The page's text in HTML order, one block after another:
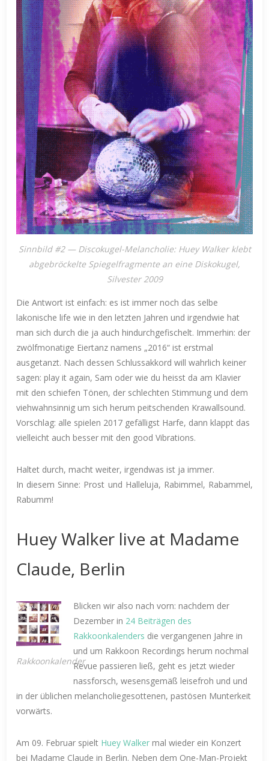
Sinnbild #2 — Discokugel-Melancholie: Huey Walker klebt
abgebröckelte Spiegelfragmente an eine Diskokugel,
Silvester 2009
Die Antwort ist einfach: es ist immer noch das selbe
lakonische life wie in den letzten Jahren und irgendwie hat
man sich durch die ja auch hindurchgefischelt. Immerhin: der
zwölfmonatige Eiertanz namens „2016“ ist erstmal
ausgetanzt. Nach dessen Schlussakkord will wahrlich keiner
sagen: play it again, Sam oder wie du heisst da am Klavier
mit den schiefen Tönen, der schlechten Stimmung und dem
viehwahnsinnig um sich herum peitschenden Krawallsound.
Vorschlag: alle spielen 2017 gefälligst Harfe, dann klappt das
vielleicht auch besser mit den good Vibrations.
Haltet durch, macht weiter, irgendwas ist ja immer.
In diesem Sinne: Prost und Halleluja, Rabimmel, Rabammel,
Rabumm!
Huey Walker live at Madame
Claude, Berlin
Rakkoonkalender
Blicken wir also nach vorn: nachdem der
Dezember in 24 Beiträgen des
Rakkoonkalenders die vergangenen Jahre in
und um Rakkoon Recordings herum nochmal
Revue passieren ließ, geht es jetzt wieder
nassforsch, wesensgemäß leisefroh und und
in der üblichen melancholiegesottenen, pastösen Munterkeit
vorwärts.
Am 09. Februar spielt Huey Walkermal wieder ein Konzert
bei Madame Claude in Berlin. Neben dem One-Man-Projekt